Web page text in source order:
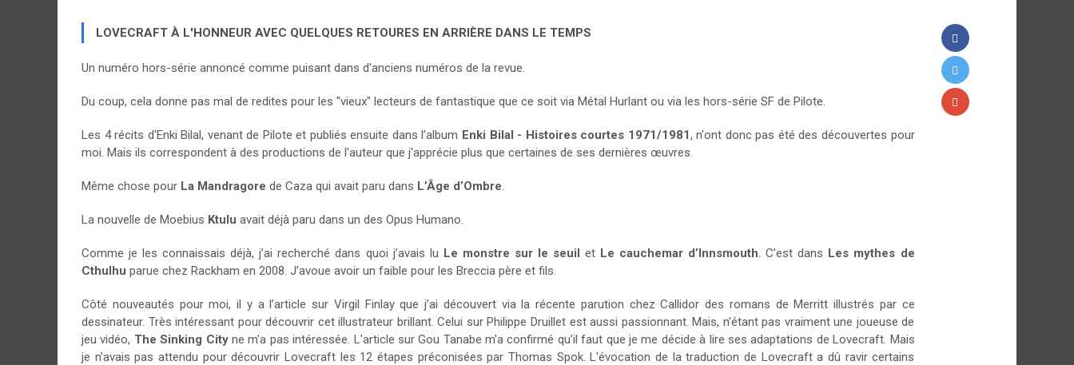
LOVECRAFT À L'HONNEUR AVEC QUELQUES RETOURES EN ARRIÈRE DANS LE TEMPS
Un numéro hors-série annoncé comme puisant dans d'anciens numéros de la revue.
Du coup, cela donne pas mal de redites pour les "vieux" lecteurs de fantastique que ce soit via Métal Hurlant ou via les hors-série SF de Pilote.
Les 4 récits d'Enki Bilal, venant de Pilote et publiés ensuite dans l’album Enki Bilal - Histoires courtes 1971/1981, n'ont donc pas été des découvertes pour
moi. Mais ils correspondent à des productions de l'auteur que j'apprécie plus que certaines de ses dernières œuvres.
Même chose pour La Mandragore de Caza qui avait paru dans L’Âge d’Ombre.
La nouvelle de Moebius Ktulu avait déjà paru dans un des Opus Humano.
Comme je les connaissais déjà, j’ai recherché dans quoi j’avais lu Le monstre sur le seuil et Le cauchemar d’Innsmouth. C’est dans Les mythes de
Cthulhu parue chez Rackham en 2008. J’avoue avoir un faible pour les Breccia père et fils.
Côté nouveautés pour moi, il y a l’article sur Virgil Finlay que j’ai découvert via la récente parution chez Callidor des romans de Merritt illustrés par ce
dessinateur. Très intéressant pour découvrir cet illustrateur brillant. Celui sur Philippe Druillet est aussi passionnant. Mais, n'étant pas vraiment une joueuse de
jeu vidéo, The Sinking Cityne m'a pas intéressée. L'article sur Gou Tanabe m'a confirmé qu'il faut que je me décide à lire ses adaptations de Lovecraft. Mais
je n'avais pas attendu pour découvrir Lovecraft les 12 étapes préconisées par Thomas Spok. L'évocation de la traduction de Lovecraft a dû ravir certains